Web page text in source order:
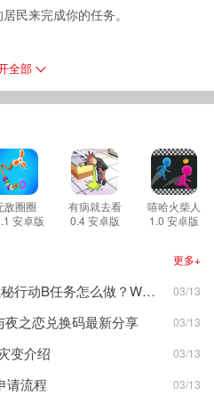
民来完成你的任务。
戏方式，帮助队从敌人手中拯救这
复动力机器，为此您必须面对致命
地。
队伍的领袖，需要进行合理的操作
要你不断的进行发现，从多个角度
来实现;
各种课程，只有达标的情况下才能
全部
敌圈圈
安卓版
有病就去看
0.4 安卓版
嘻哈火柴人
1.0 安卓版
更多+
魔兽世界怀旧服石爪山脉隐秘行动B任务怎么做？WOW怀旧服风险投资公司函件在哪儿？ 03/13
之恋兑换码最新分享 03/13
变介绍 03/13
请流程 03/13